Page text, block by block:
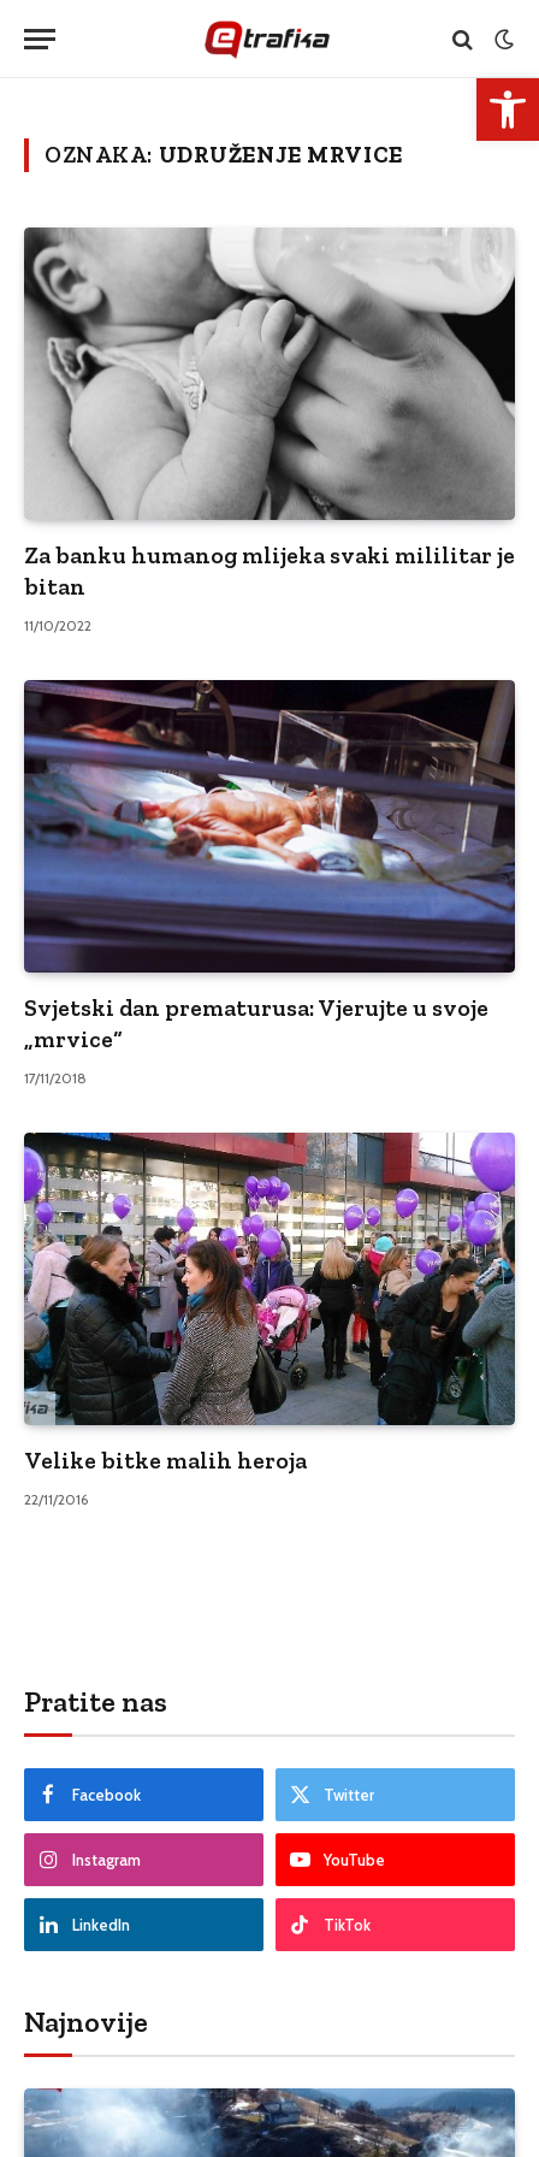
OZNAKA: UDRUŽENJE MRVICE
Za banku humanog mlijeka svaki mililitar je
bitan
11/10/2022
Svjetski dan prematurusa: Vjerujte u svoje
„mrvice“
17/11/2018
Velike bitke malih heroja
22/11/2016
Pratite nas
Facebook Twitter
Instagram YouTube
LinkedIn TikTok
Najnovije